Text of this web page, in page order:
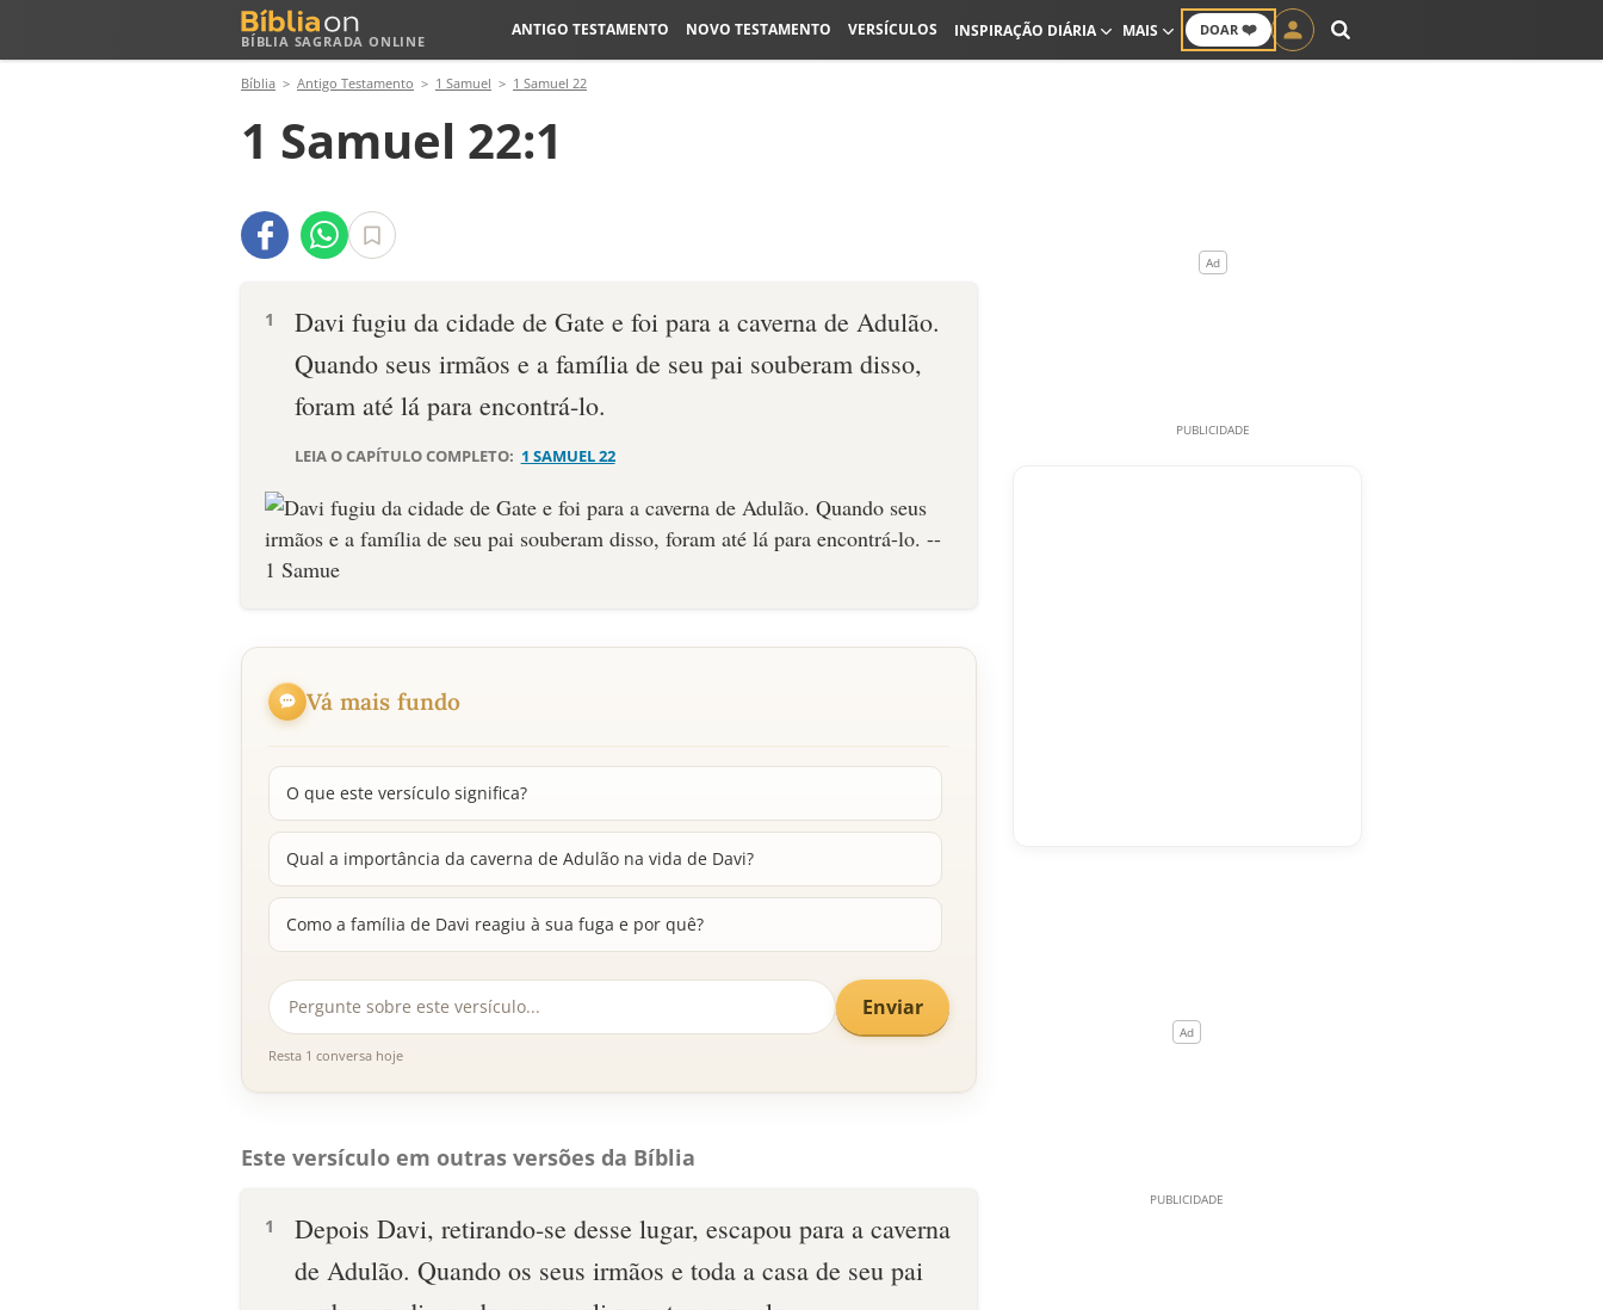
BÍBLIA SAGRADA ONLINE
DOAR ❤️
ANTIGO TESTAMENTO NOVO TESTAMENTO VERSÍCULOS INSPIRAÇÃO DIÁRIA MAIS
Bíblia Antigo Testamento 1 Samuel 1 Samuel 22
1 Samuel 22:1
1
Davi fugiu da cidade de Gate e foi para a caverna de Adulão.
Quando seus irmãos e a família de seu pai souberam disso,
foram até lá para encontrá-lo.
LEIA O CAPÍTULO COMPLETO: 1 SAMUEL 22
Vá mais fundo
O que este versículo significa?
Qual a importância da caverna de Adulão na vida de Davi?
Como a família de Davi reagiu à sua fuga e por quê?
Enviar
Resta 1 conversa hoje
Este versículo em outras versões da Bíblia
1
Depois Davi, retirando-se desse lugar, escapou para a caverna
de Adulão. Quando os seus irmãos e toda a casa de seu pai